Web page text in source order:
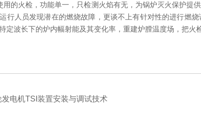
用的火检，功能单一，只检测火焰有无，为锅炉灭火保护提
行人员发现潜在的燃烧故障，更谈不上有针对性的进行燃
定波长下的炉内幅射能及其变化率，重建炉膛温度场，把火
发电机TSI装置安装与调试技术